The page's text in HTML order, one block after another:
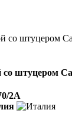
штуцером
2A